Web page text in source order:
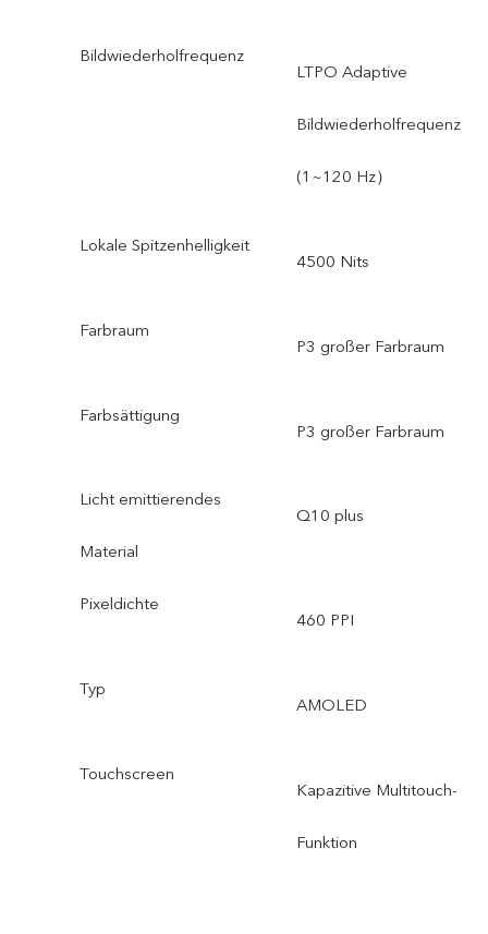
Bildwiederholfrequenz
LTPO Adaptive
Bildwiederholfrequenz
(1~120 Hz）
Lokale Spitzenhelligkeit
4500 Nits
Farbraum
P3 großer Farbraum
Farbsättigung
P3 großer Farbraum
Licht emittierendes
Material
Q10 plus
Pixeldichte
460 PPI
Typ
AMOLED
Touchscreen
Kapazitive Multitouch-
Funktion